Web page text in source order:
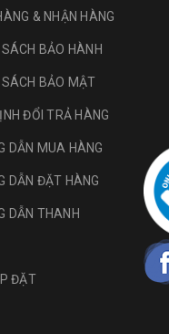
& NHẬN HÀNG
BẢO HÀNH
SÁCH BẢO MẬT
ĐỔI TRẢ HÀNG
DẪN MUA HÀNG
DẪN ĐẶT HÀNG
DẪN THANH
ĐẶT